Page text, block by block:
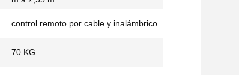
control remoto por cable y inalámbrico
70 KG